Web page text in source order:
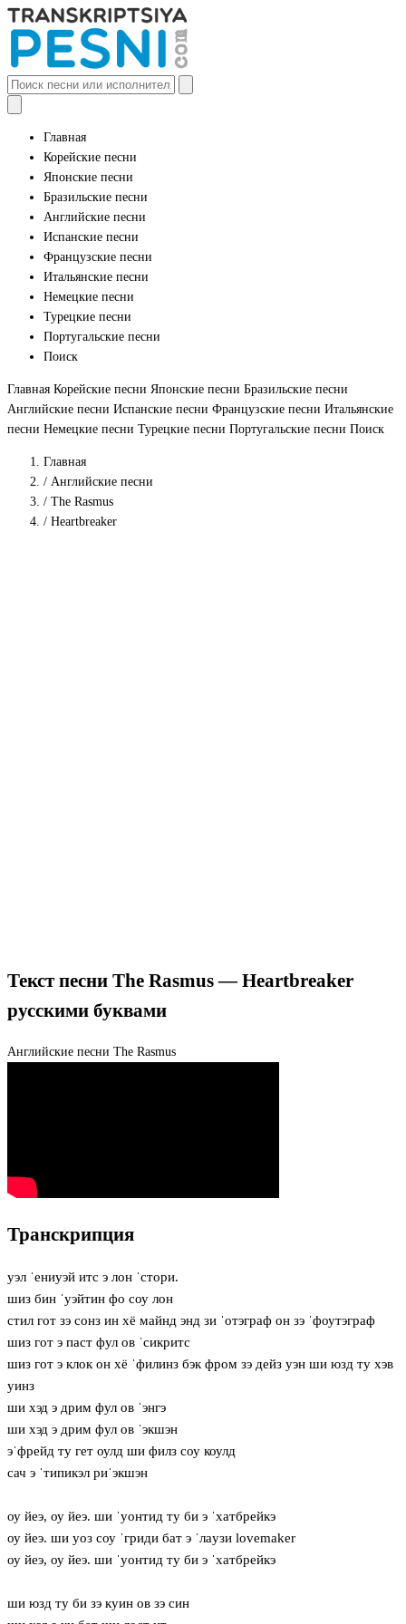
Главная
Корейские песни
Японские песни
Бразильские песни
Английские песни
Испанские песни
Французские песни
Итальянские песни
Немецкие песни
Турецкие песни
Португальские песни
Поиск
Главная Корейские песни Японские песни Бразильские песни
Английские песни Испанские песни Французские песни Итальянские
песни Немецкие песни Турецкие песни Португальские песни Поиск
Главная
/ Английские песни
/ The Rasmus
/ Heartbreaker
Текст песни The Rasmus — Heartbreaker
русскими буквами
Английские песни The Rasmus
Транскрипция
уэл ˈениуэй итс э лон ˈстори.
шиз бин ˈуэйтин фо соу лон
стил гот зэ сонз ин хё майнд энд зи ˈотэграф он зэ ˈфоутэграф
шиз гот э паст фул ов ˈсикритс
шиз гот э клок он хё ˈфилинз бэк фром зэ дейз уэн ши юзд ту хэв
уинз
ши хэд э дрим фул ов ˈэнгэ
ши хэд э дрим фул ов ˈэкшэн
эˈфрейд ту гет оулд ши филз соу коулд
сач э ˈтипикэл риˈэкшэн
оу йеэ, оу йеэ. ши ˈуонтид ту би э ˈхатбрейкэ
оу йеэ. ши уоз соу ˈгриди бат э ˈлaузи lovemaker
оу йеэ, оу йеэ. ши ˈуонтид ту би э ˈхатбрейкэ
ши юзд ту би зэ куин ов зэ син